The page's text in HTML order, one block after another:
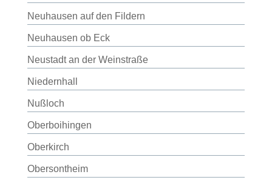
Neuhausen auf den Fildern
Neuhausen ob Eck
Neustadt an der Weinstraße
Niedernhall
Nußloch
Oberboihingen
Oberkirch
Obersontheim